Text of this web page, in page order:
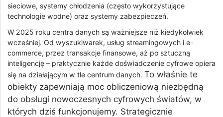
sieciowe, systemy chłodzenia (często wykorzystujące
technologie wodne) oraz systemy zabezpieczeń.
W 2025 roku centra danych są ważniejsze niż kiedykolwiek
wcześniej. Od wyszukiwarek, usług streamingowych i e-
commerce, przez transakcje finansowe, aż po sztuczną
inteligencję – praktycznie każde doświadczenie cyfrowe opiera
się na działającym w tle centrum danych. To właśnie te
obiekty zapewniają moc obliczeniową niezbędną
do obsługi nowoczesnych cyfrowych światów, w
których dziś funkcjonujemy. Strategicznie